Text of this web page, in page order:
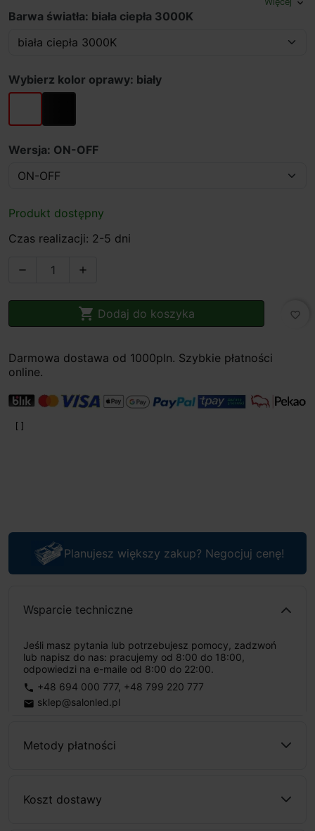
expand_more
Barwa światła: biała ciepła 3000K
Wybierz kolor oprawy: biały
biały czarny
Wersja: ON-OFF
Produkt dostępny
Czas realizacji: 2-5 dni
 
 Dodaj do koszyka favorite_border
Darmowa dostawa od 1000pln. Szybkie płatności
online.
Planujesz większy zakup? Negocjuj cenę!
Wsparcie techniczne
Jeśli masz pytania lub potrzebujesz pomocy, zadzwoń
lub napisz do nas: pracujemy od 8:00 do 18:00,
odpowiedzi na e-maile od 8:00 do 22:00.
phone +48 694 000 777, +48 799 220 777
email sklep@salonled.pl
Metody płatności
Koszt dostawy